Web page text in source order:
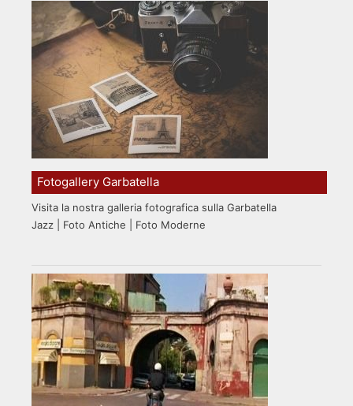
Fotogallery Garbatella
Visita la nostra galleria fotografica sulla Garbatella
Jazz | Foto Antiche | Foto Moderne